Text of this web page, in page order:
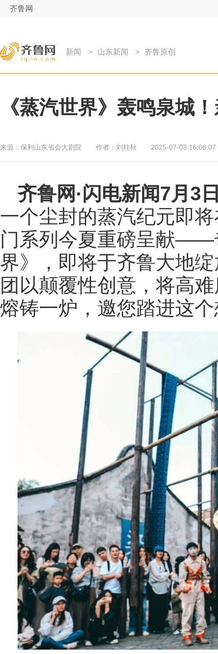
齐鲁网
新闻 > 山东新闻 > 齐鲁原创
《蒸汽世界》轰鸣泉城
来源： 保利山东省会大剧院 作者： 刘桂秋 2025-07-03 16:08:07
齐鲁网 ·闪电新闻7月3
一个尘封的蒸汽纪元即
门系列今夏重磅呈献——
界》，即将于齐鲁大地
团以颠覆性创意，将高
熔铸一炉，邀您踏进这